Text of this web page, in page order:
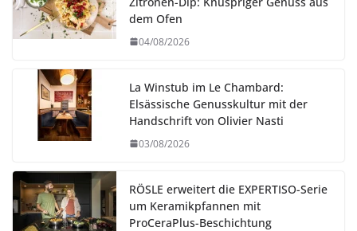
dem Ofen
04/08/2026
La Winstub im Le Chambard:
Elsässische Genusskultur mit der
Handschrift von Olivier Nasti
03/08/2026
RÖSLE erweitert die EXPERTISO-Serie
um Keramikpfannen mit
ProCeraPlus-Beschichtung